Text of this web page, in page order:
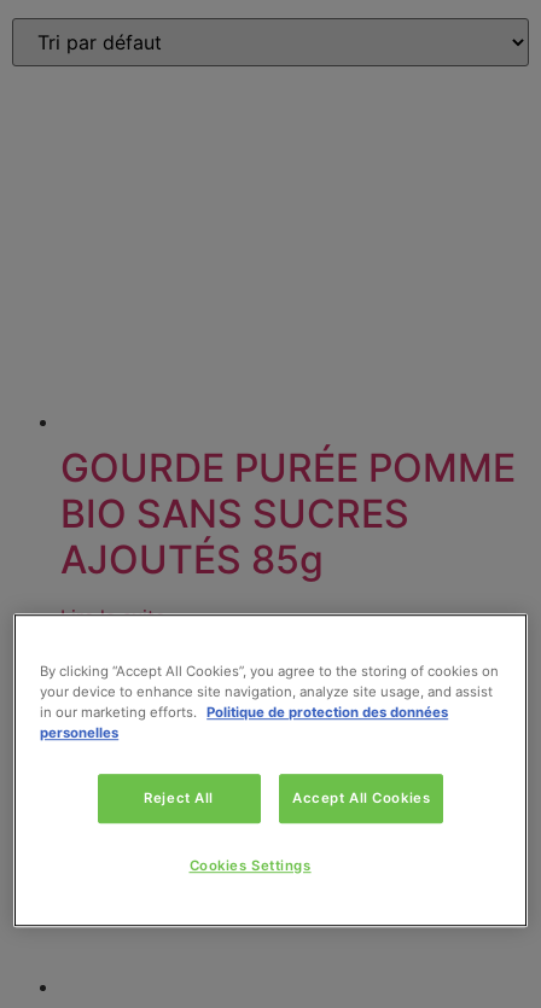
GOURDE PURÉE POMME
BIO SANS SUCRES
AJOUTÉS 85g
Lire la suite
By clicking “Accept All Cookies”, you agree to the storing of cookies on
your device to enhance site navigation, analyze site usage, and assist
in our marketing efforts.
Politique de protection des données
personelles
Reject All Accept All Cookies
Cookies Settings